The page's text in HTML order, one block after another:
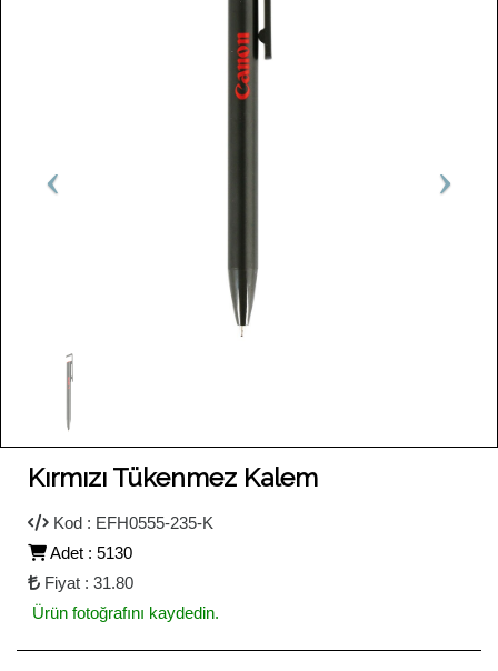
Kırmızı Tükenmez Kalem
Kod : EFH0555-235-K
Adet : 5130
Fiyat : 31.80
Ürün fotoğrafını kaydedin.